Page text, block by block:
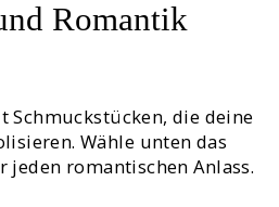
Romantik
Schmuckstücken, die deine
Wähle unten das
jeden romantischen Anlass.